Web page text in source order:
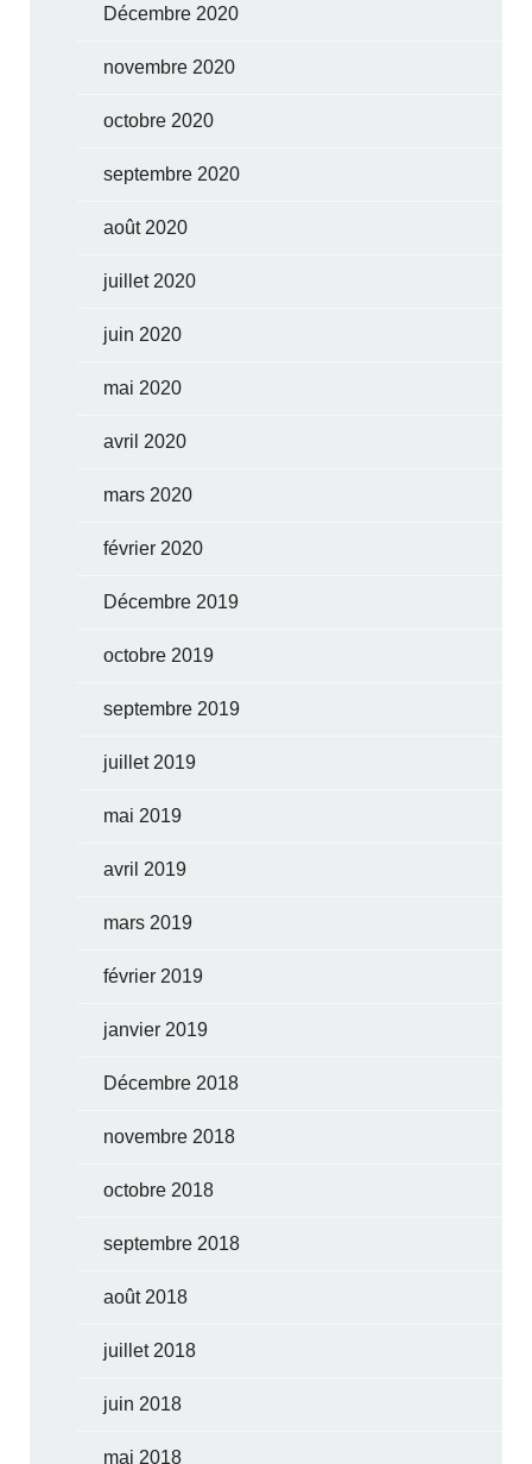
Décembre 2020
novembre 2020
octobre 2020
septembre 2020
août 2020
juillet 2020
juin 2020
mai 2020
avril 2020
mars 2020
février 2020
Décembre 2019
octobre 2019
septembre 2019
juillet 2019
mai 2019
avril 2019
mars 2019
février 2019
janvier 2019
Décembre 2018
novembre 2018
octobre 2018
septembre 2018
août 2018
juillet 2018
juin 2018
mai 2018